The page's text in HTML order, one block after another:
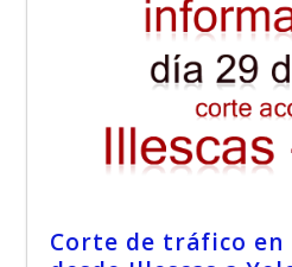
Corte de tráfico en